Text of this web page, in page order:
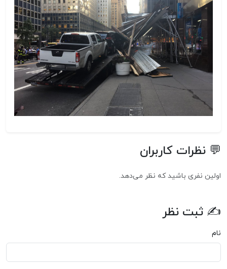
💬 نظرات کاربران
اولین نفری باشید که نظر می‌دهد.
✍ ثبت نظر
نام